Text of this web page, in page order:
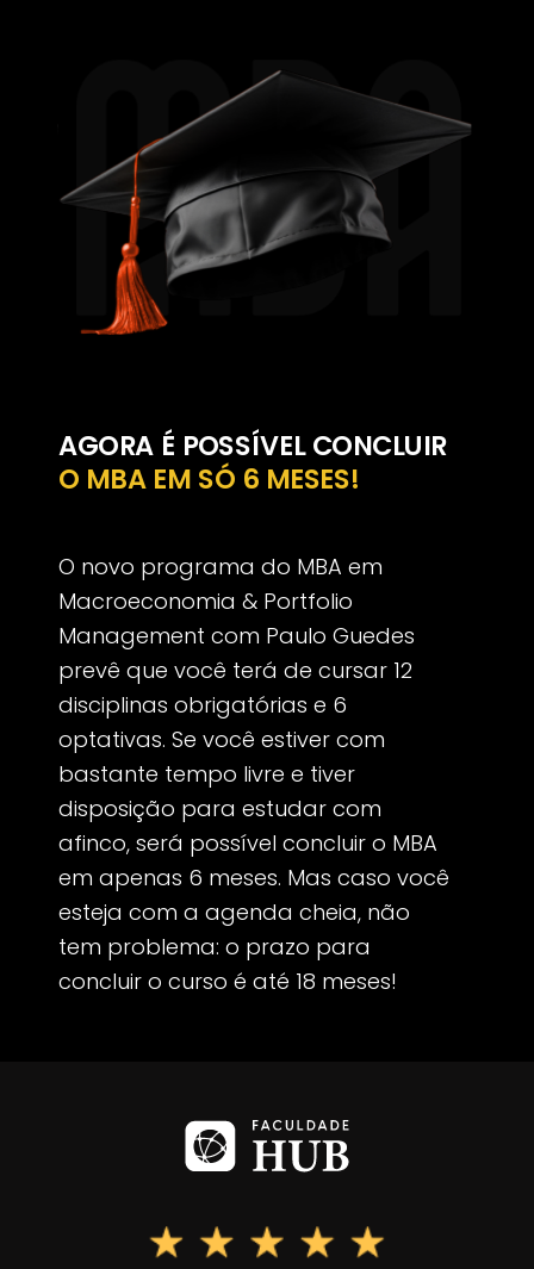
AGORA É POSSÍVEL CONCLUIR
O MBA EM SÓ 6 MESES!
O novo programa do MBA em
Macroeconomia & Portfolio
Management com Paulo Guedes
prevê que você terá de cursar 12
disciplinas obrigatórias e 6
optativas. Se você estiver com
bastante tempo livre e tiver
disposição para estudar com
afinco, será possível concluir o MBA
em apenas 6 meses. Mas caso você
esteja com a agenda cheia, não
tem problema: o prazo para
concluir o curso é até 18 meses!